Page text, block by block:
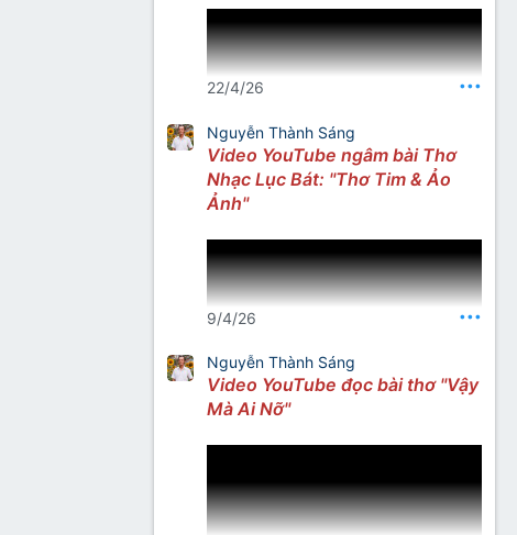
Nguồn: Thơ Nhạc Nhất Lang
22/4/26 •••
Nguyễn Thành Sáng
Video YouTube ngâm bài Thơ
Nhạc Lục Bát: "Thơ Tim & Ảo
Ảnh"
9/4/26 •••
Nguyễn Thành Sáng
Video YouTube đọc bài thơ "Vậy
Mà Ai Nỡ"